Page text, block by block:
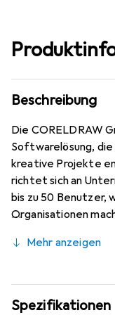
Beschreibung
Die CORELDRAW
Softwarelösung,
kreative Projekte
richtet sich an
bis zu 50 Benutzer,
Organisationen
den Nutzenden,
Werkzeugen und
unterstützen. Mit
Mehr anzeigen
Spezifikationen